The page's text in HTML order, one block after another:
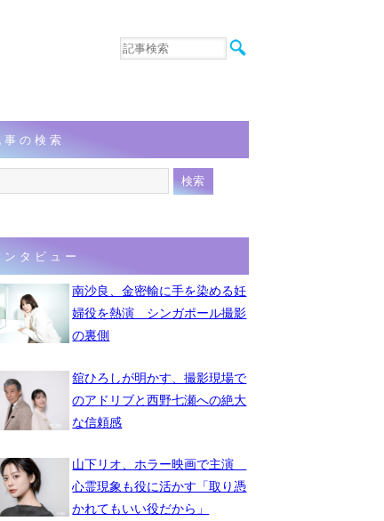
音楽
連載
フォト
事の検索
ンタビュー
南沙良、金密輸に手を染める妊
婦役を熱演 シンガポール撮影
の裏側
舘ひろしが明かす、撮影現場で
のアドリブと西野七瀬への絶大
な信頼感
山下リオ、ホラー映画で主演
心霊現象も役に活かす「取り憑
かれてもいい役だから」